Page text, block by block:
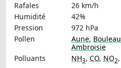
Rafales
26 km/h
Humidité
42%
Pression
972 hPa
Pollen
Aune, Bouleau
Ambroisie
Polluants
NH3, CO, NO2,